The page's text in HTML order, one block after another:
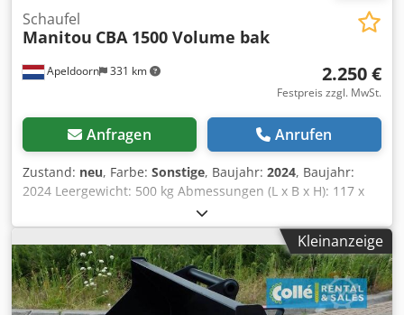
Apeldoorn 331 km
Schaufel
Manitou CBA 1500 Volume bak
2.250 €
Festpreis zzgl. MwSt.
Anfragen Anrufen
Zustand: neu, Farbe: Sonstige, Baujahr: 2024, Baujahr:
2024 Leergewicht: 500 kg Abmessungen (L x B x H): 117 x
245 x 100 cm Inhalt der Ladeschaufel: 1,5 m³ CE-
Kennzeichnung: ja Allgemeiner Zustand: sehr gut
Technischer Zustand: sehr gut Optischer Zustand: sehr gut
Zustand Dedpfx Adewl Rkkelskr CE-Typ: CE Ungebrauchte
Manitou CBA1500 Getreide schaufel, 2450 mm breit,
Unterschraubmesser, Mehrmals vorhanden
Kleinanzeige